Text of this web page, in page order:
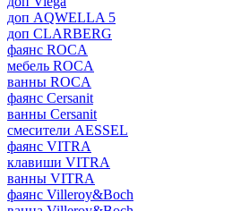
доп AQWELLA 5
доп CLARBERG
фаянс ROCA
мебель ROCA
ванны ROCA
фаянс Cersanit
ванны Cersanit
смесители AESSEL
фаянс VITRA
клавиши VITRA
ванны VITRA
фаянс Villeroy&Boch